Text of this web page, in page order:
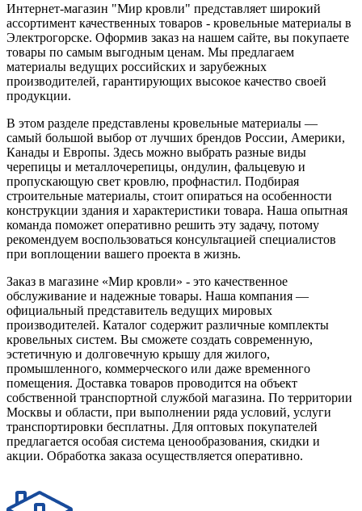
Интернет-магазин "Мир кровли" представляет широкий
ассортимент качественных товаров - кровельные материалы в
Электрогорске. Оформив заказ на нашем сайте, вы покупаете
товары по самым выгодным ценам. Мы предлагаем
материалы ведущих российских и зарубежных
производителей, гарантирующих высокое качество своей
продукции.
В этом разделе представлены кровельные материалы —
самый большой выбор от лучших брендов России, Америки,
Канады и Европы. Здесь можно выбрать разные виды
черепицы и металлочерепицы, ондулин, фальцевую и
пропускающую свет кровлю, профнастил. Подбирая
строительные материалы, стоит опираться на особенности
конструкции здания и характеристики товара. Наша опытная
команда поможет оперативно решить эту задачу, потому
рекомендуем воспользоваться консультацией специалистов
при воплощении вашего проекта в жизнь.
Заказ в магазине «Мир кровли» - это качественное
обслуживание и надежные товары. Наша компания —
официальный представитель ведущих мировых
производителей. Каталог содержит различные комплекты
кровельных систем. Вы сможете создать современную,
эстетичную и долговечную крышу для жилого,
промышленного, коммерческого или даже временного
помещения. Доставка товаров проводится на объект
собственной транспортной службой магазина. По территории
Москвы и области, при выполнении ряда условий, услуги
транспортировки бесплатны. Для оптовых покупателей
предлагается особая система ценообразования, скидки и
акции. Обработка заказа осуществляется оперативно.